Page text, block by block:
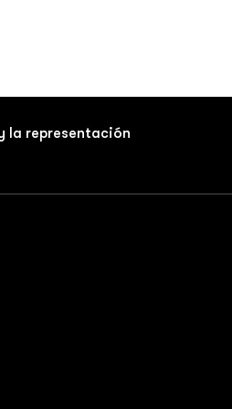
la representación